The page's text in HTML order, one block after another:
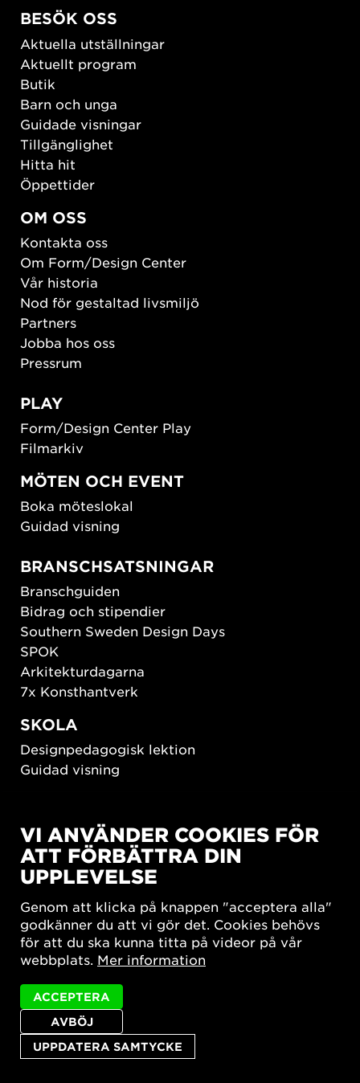
BESÖK OSS
Aktuella utställningar
Aktuellt program
Butik
Barn och unga
Guidade visningar
Tillgänglighet
Hitta hit
Öppettider
OM OSS
Kontakta oss
Om Form/Design Center
Vår historia
Nod för gestaltad livsmiljö
Partners
Jobba hos oss
Pressrum
PLAY
Form/Design Center Play
Filmarkiv
MÖTEN OCH EVENT
Boka möteslokal
Guidad visning
BRANSCHSATSNINGAR
Branschguiden
Bidrag och stipendier
Southern Sweden Design Days
SPOK
Arkitekturdagarna
7x Konsthantverk
SKOLA
Designpedagogisk lektion
Guidad visning
New European Bauhaus
SUSTAINORDIC
Share Future Living
What Matter_s
Integritetspolicy
Cookie-inställningar
© 2026 Form/Design Center
VI ANVÄNDER COOKIES FÖR
ATT FÖRBÄTTRA DIN
UPPLEVELSE
Genom att klicka på knappen "acceptera alla"
godkänner du att vi gör det. Cookies behövs
för att du ska kunna titta på videor på vår
webbplats. Mer information
UPPDATERA SAMTYCKE
AVBÖJ
ACCEPTERA